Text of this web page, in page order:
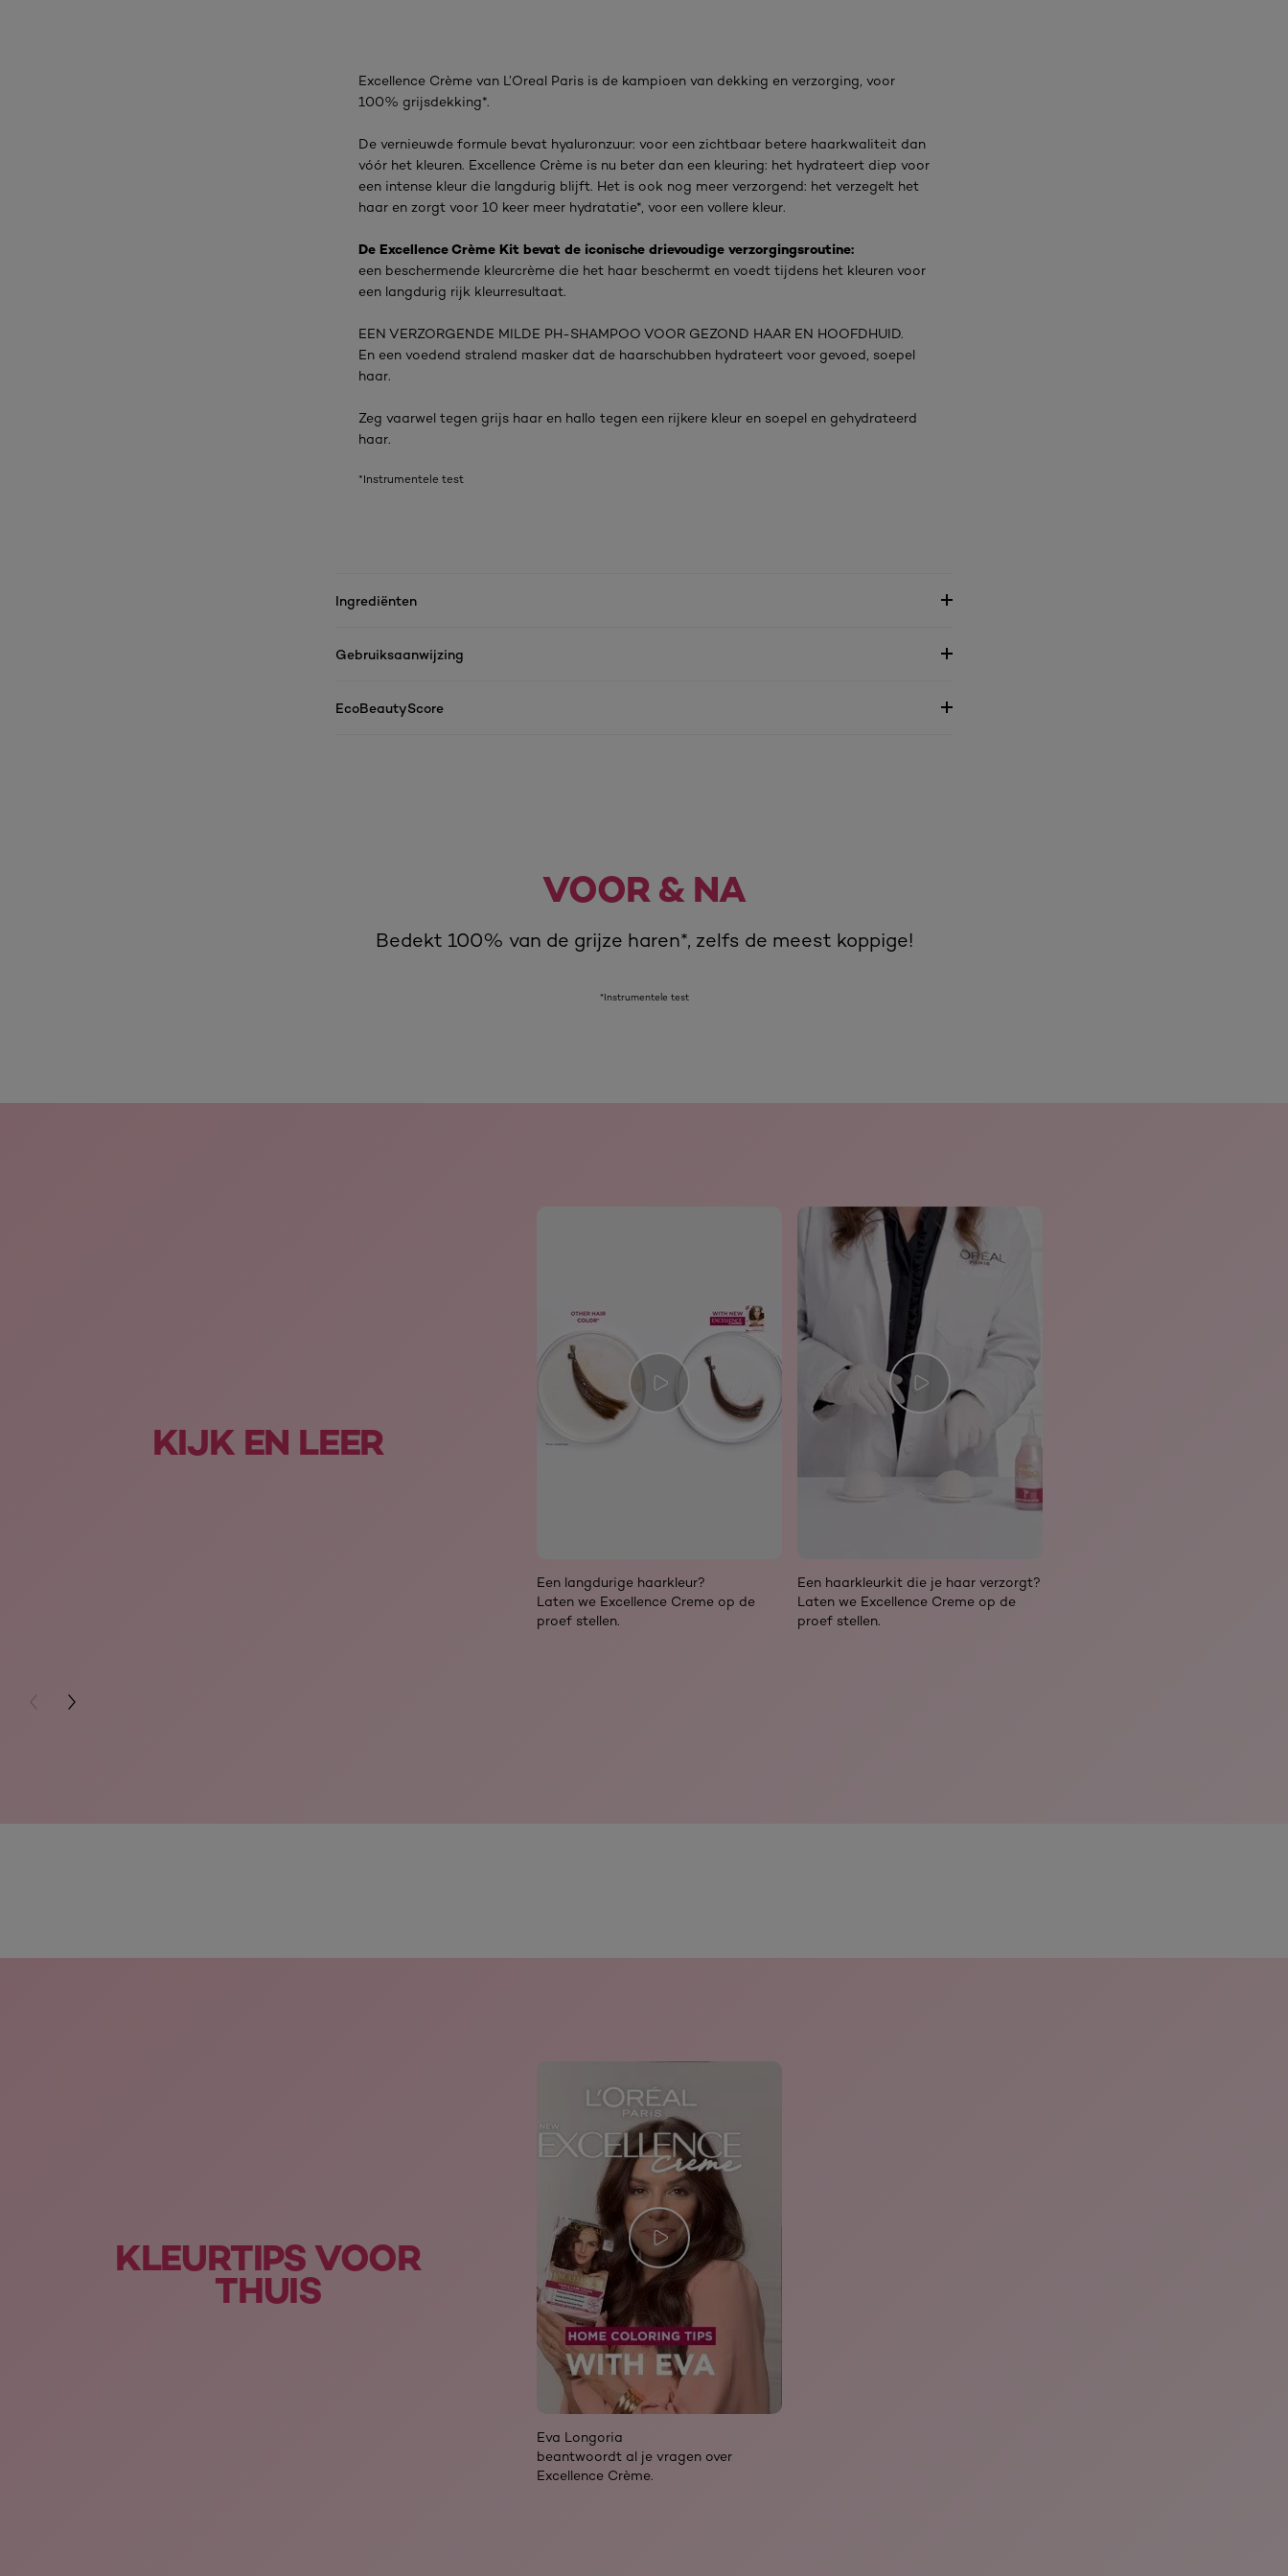
Excellence Crème van L’Oreal Paris is de kampioen van dekking en verzorging, voor
100% grijsdekking*.
De vernieuwde formule bevat hyaluronzuur: voor een zichtbaar betere haarkwaliteit dan
vóór het kleuren. Excellence Crème is nu beter dan een kleuring: het hydrateert diep voor
een intense kleur die langdurig blijft. Het is ook nog meer verzorgend: het verzegelt het
haar en zorgt voor 10 keer meer hydratatie*, voor een vollere kleur.
De Excellence Crème Kit bevat de iconische drievoudige verzorgingsroutine:
een beschermende kleurcrème die het haar beschermt en voedt tijdens het kleuren voor
een langdurig rijk kleurresultaat.
EEN VERZORGENDE MILDE PH-SHAMPOO VOOR GEZOND HAAR EN HOOFDHUID.
En een voedend stralend masker dat de haarschubben hydrateert voor gevoed, soepel
haar.
Zeg vaarwel tegen grijs haar en hallo tegen een rijkere kleur en soepel en gehydrateerd
haar.
*Instrumentele test
Ingrediënten
Gebruiksaanwijzing
EcoBeautyScore
VOOR & NA
Bedekt 100% van de grijze haren*, zelfs de meest koppige!
Voor Na
*Instrumentele test
KIJK EN LEER
Een langdurige haarkleur?
Laten we Excellence Creme op de
proef stellen.
Een haarkleurkit die je haar verzorgt?
Laten we Excellence Creme op de
proef stellen.
PREVIOUS CARD
NEXT CARD
KLEURTIPS VOOR
THUIS
Eva Longoria
beantwoordt al je vragen over
Excellence Crème.